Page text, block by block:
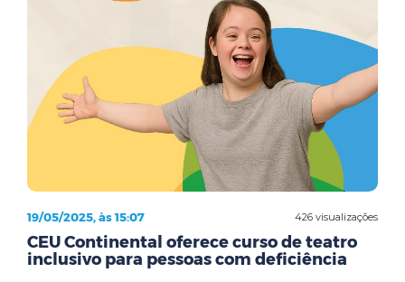
426 visualizações
19/05/2025, às 15:07
CEU Continental oferece curso de teatro
inclusivo para pessoas com deficiência